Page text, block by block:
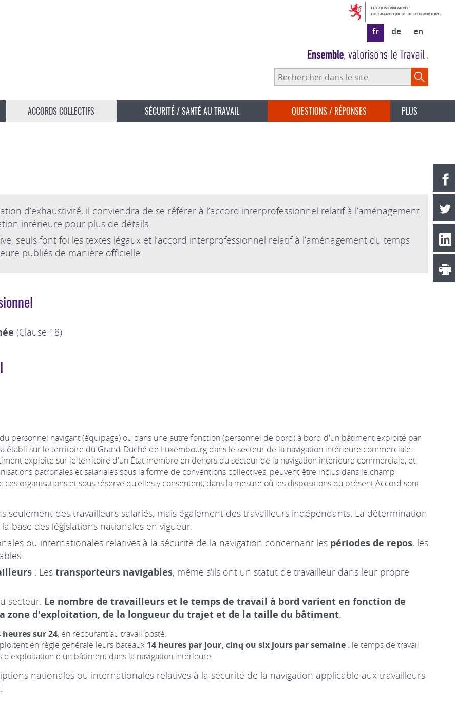
fr de en
Rechercher
dans
ACCORDS COLLECTIFS SÉCURITÉ / SANTÉ AU TRAVAIL QUESTIONS / RÉPONSES PLUS
d’exhaustivité, il conviendra de se référer à l’accord interprofessionnel relatif à l’aménagement
intérieure pour plus de détails.
seuls font foi les textes légaux et l’accord interprofessionnel relatif à l’aménagement du temps
publiés de manière officielle.
(Clause 18)
personnel navigant (équipage) ou dans une autre fonction (personnel de bord) à bord d'un bâtiment exploité par
établi sur le territoire du Grand-Duché de Luxembourg dans le secteur de la navigation intérieure commerciale.
exploité sur le territoire d'un État membre en dehors du secteur de la navigation intérieure commerciale, et
patronales et salariales sous la forme de conventions collectives, peuvent être inclus dans le champ
organisations et sous réserve qu'elles y consentent, dans la mesure où les dispositions du présent Accord sont
seulement des travailleurs salariés, mais également des travailleurs indépendants. La détermination
base des législations nationales en vigueur.
ou internationales relatives à la sécurité de la navigation concernant les périodes de repos, les
: Les transporteurs navigables, même s'ils ont un statut de travailleur dans leur propre
secteur. Le nombre de travailleurs et le temps de travail à bord varient en fonction de
zone d'exploitation, de la longueur du trajet et de la taille du bâtiment.
heures sur 24, en recourant au travail posté.
en règle générale leurs bateaux 14 heures par jour, cinq ou six jours par semaine : le temps de travail
d'un bâtiment dans la navigation intérieure.
nationales ou internationales relatives à la sécurité de la navigation applicable aux travailleurs